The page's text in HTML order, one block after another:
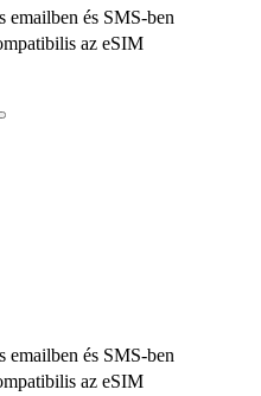
emailben és SMS-ben
az eSIM
emailben és SMS-ben
az eSIM